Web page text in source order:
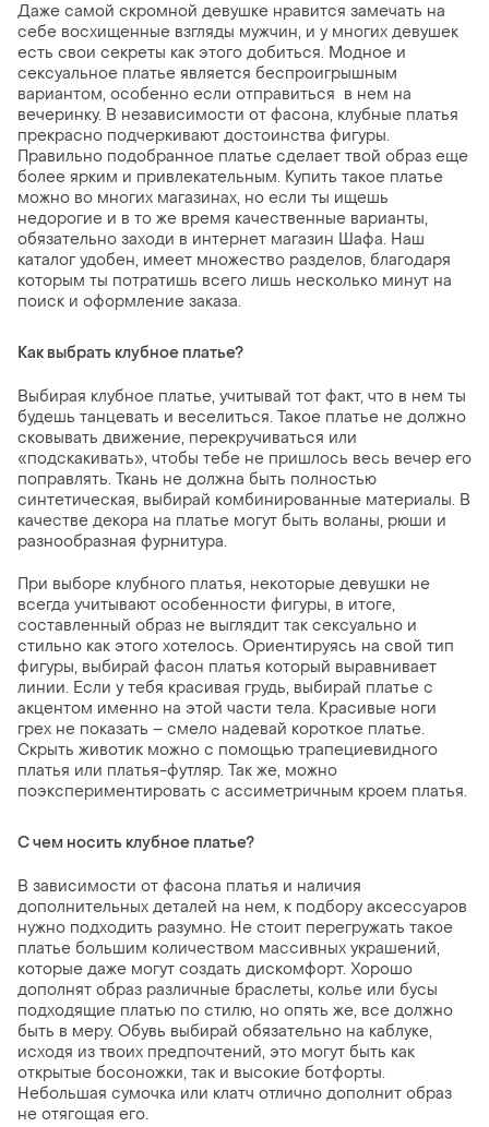
Даже самой скромной девушке нравится замечать на
себе восхищенные взгляды мужчин, и у многих девушек
есть свои секреты как этого добиться. Модное и
сексуальное платье является беспроигрышным
вариантом, особенно если отправиться в нем на
вечеринку. В независимости от фасона, клубные платья
прекрасно подчеркивают достоинства фигуры.
Правильно подобранное платье сделает твой образ еще
более ярким и привлекательным. Купить такое платье
можно во многих магазинах, но если ты ищешь
недорогие и в то же время качественные варианты,
обязательно заходи в интернет магазин Шафа. Наш
каталог удобен, имеет множество разделов, благодаря
которым ты потратишь всего лишь несколько минут на
поиск и оформление заказа.
Как выбрать клубное платье?
Выбирая клубное платье, учитывай тот факт, что в нем ты
будешь танцевать и веселиться. Такое платье не должно
сковывать движение, перекручиваться или
«подскакивать», чтобы тебе не пришлось весь вечер его
поправлять. Ткань не должна быть полностью
синтетическая, выбирай комбинированные материалы. В
качестве декора на платье могут быть воланы, рюши и
разнообразная фурнитура.
При выборе клубного платья, некоторые девушки не
всегда учитывают особенности фигуры, в итоге,
составленный образ не выглядит так сексуально и
стильно как этого хотелось. Ориентируясь на свой тип
фигуры, выбирай фасон платья который выравнивает
линии. Если у тебя красивая грудь, выбирай платье с
акцентом именно на этой части тела. Красивые ноги
грех не показать – смело надевай короткое платье.
Скрыть животик можно с помощью трапециевидного
платья или платья-футляр. Так же, можно
поэкспериментировать с ассиметричным кроем платья.
С чем носить клубное платье?
В зависимости от фасона платья и наличия
дополнительных деталей на нем, к подбору аксессуаров
нужно подходить разумно. Не стоит перегружать такое
платье большим количеством массивных украшений,
которые даже могут создать дискомфорт. Хорошо
дополнят образ различные браслеты, колье или бусы
подходящие платью по стилю, но опять же, все должно
быть в меру. Обувь выбирай обязательно на каблуке,
исходя из твоих предпочтений, это могут быть как
открытые босоножки, так и высокие ботфорты.
Небольшая сумочка или клатч отлично дополнит образ
не отягощая его.